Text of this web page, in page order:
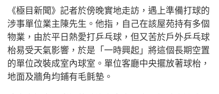
《極目新聞》記者於傍晚實地走訪，遇上準備打球的
涉事單位業主陳先生。他指，自己在該屋苑持有多個
物業，由於平日熱愛打乒乓球，但又苦於戶外乒乓球
枱易受天氣影響，於是「一時興起」將這個長期空置
的單位改裝成室內球室。單位客廳中央擺放著球枱，
地面及牆角均鋪有毛氈墊。